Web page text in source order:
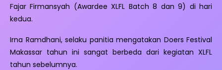
Fajar Firmansyah (Awardee XLFL Batch 8 dan 9) di hari
kedua.
Irna Ramdhani, selaku panitia mengatakan Doers Festival
Makassar tahun ini sangat berbeda dari kegiatan XLFL
tahun sebelumnya.